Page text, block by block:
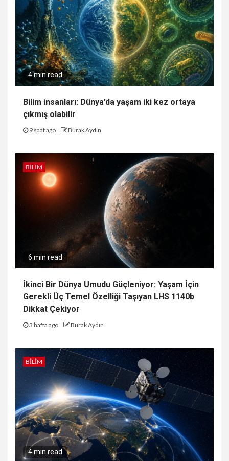
4 min read
Bilim insanları: Dünya’da yaşam iki kez ortaya
çıkmış olabilir
9 saat ago Burak Aydın
BILIM
6 min read
İkinci Bir Dünya Umudu Güçleniyor: Yaşam İçin
Gerekli Üç Temel Özelliği Taşıyan LHS 1140b
Dikkat Çekiyor
3 hafta ago Burak Aydın
BILIM
4 min read